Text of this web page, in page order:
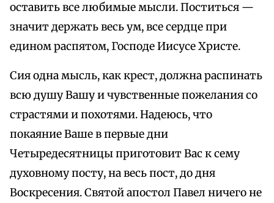
оставить все любимые мысли. Поститься —
значит держать весь ум, все сердце при
едином распятом, Господе Иисусе Христе.
Сия одна мысль, как крест, должна распинать
всю душу Вашу и чувственные пожелания со
страстями и похотями. Надеюсь, что
покаяние Ваше в первые дни
Четыредесятницы приготовит Вас к сему
духовному посту, на весь пост, до дня
Воскресения. Святой апостол Павел ничего не